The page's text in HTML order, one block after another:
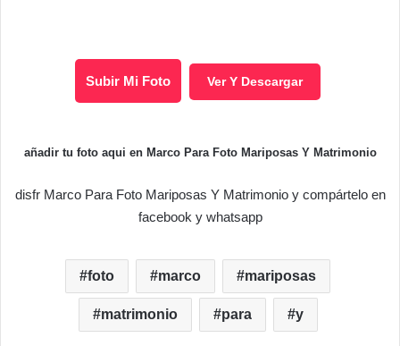
Subir Mi Foto Ver Y Descargar
añadir tu foto aqui en Marco Para Foto Mariposas Y Matrimonio
disfr Marco Para Foto Mariposas Y Matrimonio y compártelo en
facebook y whatsapp
foto marco mariposas
matrimonio para y